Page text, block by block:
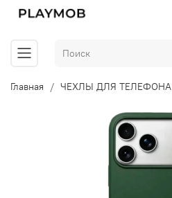
Главная ЧЕХЛЫ ДЛЯ ТЕЛЕФОНА